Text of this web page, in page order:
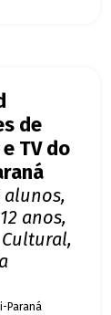
de
TV do
alunos,
anos,
Paraná